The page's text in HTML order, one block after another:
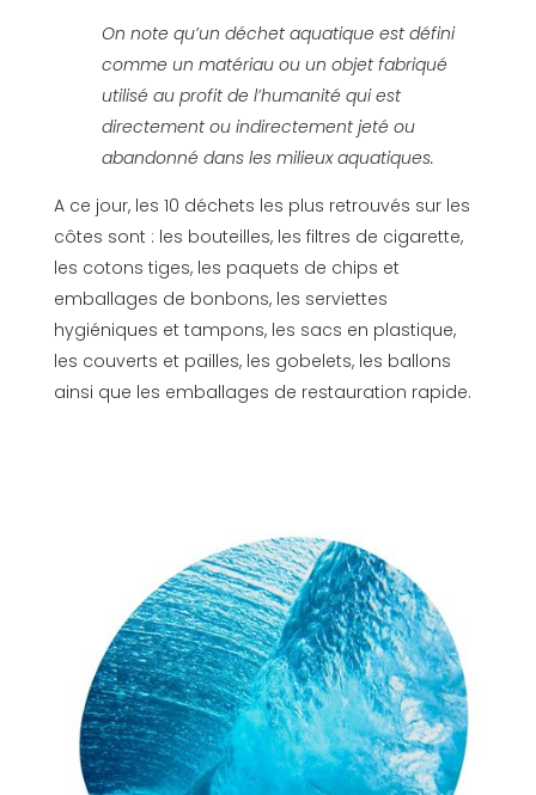
On note qu’un déchet aquatique est défini
comme un matériau ou un objet fabriqué
utilisé au profit de l’humanité qui est
directement ou indirectement jeté ou
abandonné dans les milieux aquatiques.
A ce jour, les 10 déchets les plus retrouvés sur les
côtes sont : les bouteilles, les filtres de cigarette,
les cotons tiges, les paquets de chips et
emballages de bonbons, les serviettes
hygiéniques et tampons, les sacs en plastique,
les couverts et pailles, les gobelets, les ballons
ainsi que les emballages de restauration rapide.